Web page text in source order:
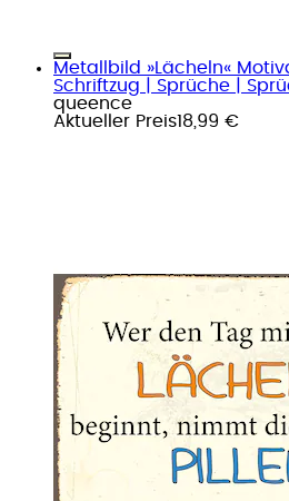
Metallbild »Lächeln«
Schriftzug | Sprüche |
queence
Aktueller Preis18,99 €